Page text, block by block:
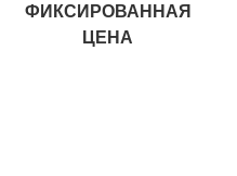
ФИКСИРОВАННАЯ
ЦЕНА